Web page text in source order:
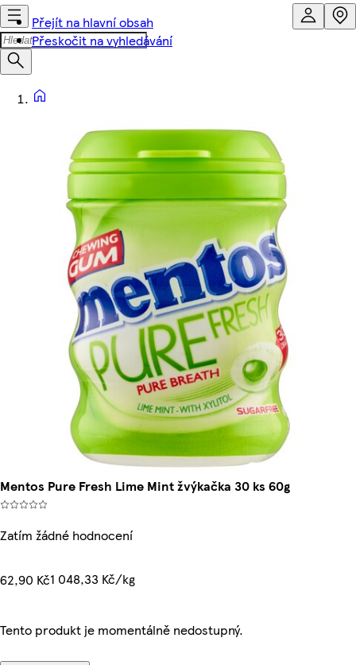
Přejít na hlavní obsah
Přeskočit na vyhledávání
Mentos Pure Fresh Lime Mint žvýkačka 30 ks 60g
Zatím žádné hodnocení
62,90 Kč1 048,33 Kč/kg
Tento produkt je momentálně nedostupný.